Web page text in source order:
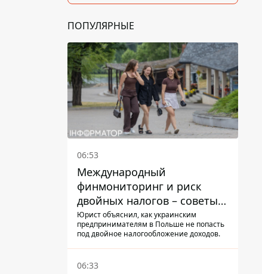
ПОПУЛЯРНЫЕ
06:53
Международный
финмониторинг и риск
двойных налогов – советы
украинцам в Польше
Юрист объяснил, как украинским
предпринимателям в Польше не попасть
под двойное налогообложение доходов.
06:33